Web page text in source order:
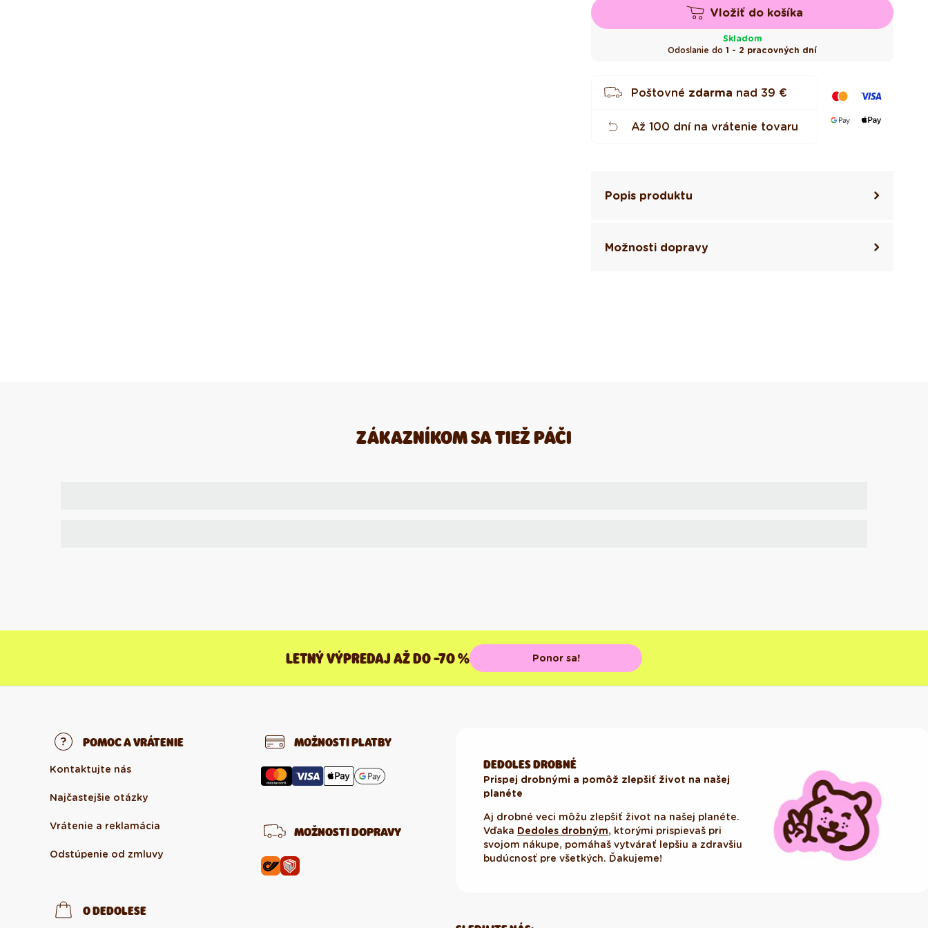
Vložiť do košíka
Skladom
Odoslanie do1 - 2 pracovných dní
Poštovné zdarma nad 39 €
Až 100 dní na vrátenie tovaru
Popis produktu
Možnosti dopravy
ZÁKAZNÍKOM SA TIEŽ PÁČI
LETNÝ VÝPREDAJ AŽ DO -70 % Ponor sa!
POMOC A VRÁTENIE
Kontaktujte nás
Najčastejšie otázky
Vrátenie a reklamácia
Odstúpenie od zmluvy
O DEDOLESE
MOŽNOSTI PLATBY
MOŽNOSTI DOPRAVY
DEDOLES DROBNÉ
Prispej drobnými a pomôž zlepšiť život na našej
planéte
Aj drobné veci môžu zlepšiť život na našej planéte.
Vďaka Dedoles drobným, ktorými prispievaš pri
svojom nákupe, pomáhaš vytvárať lepšiu a zdravšiu
budúcnosť pre všetkých. Ďakujeme!